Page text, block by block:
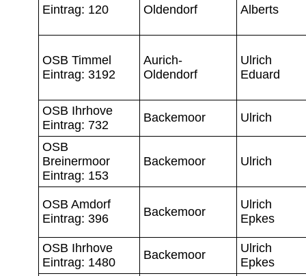
Eintrag: 120
Oldendorf
Alberts
OSB Timmel
Eintrag: 3192
Aurich-
Oldendorf
Ulrich
Eduard
OSB Ihrhove
Eintrag: 732
Backemoor Ulrich
OSB
Breinermoor
Eintrag: 153
Backemoor Ulrich
OSB Amdorf
Eintrag: 396
Backemoor
Ulrich
Epkes
OSB Ihrhove
Eintrag: 1480
Backemoor
Ulrich
Epkes